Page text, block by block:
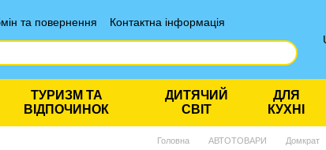
та повернення
Контактна інформація
ТУРИЗМ ТА
ВІДПОЧИНОК
ДИТЯЧИЙ
СВІТ
ДЛЯ
КУХНІ
Головна АВТОТОВАРИ Домкрат